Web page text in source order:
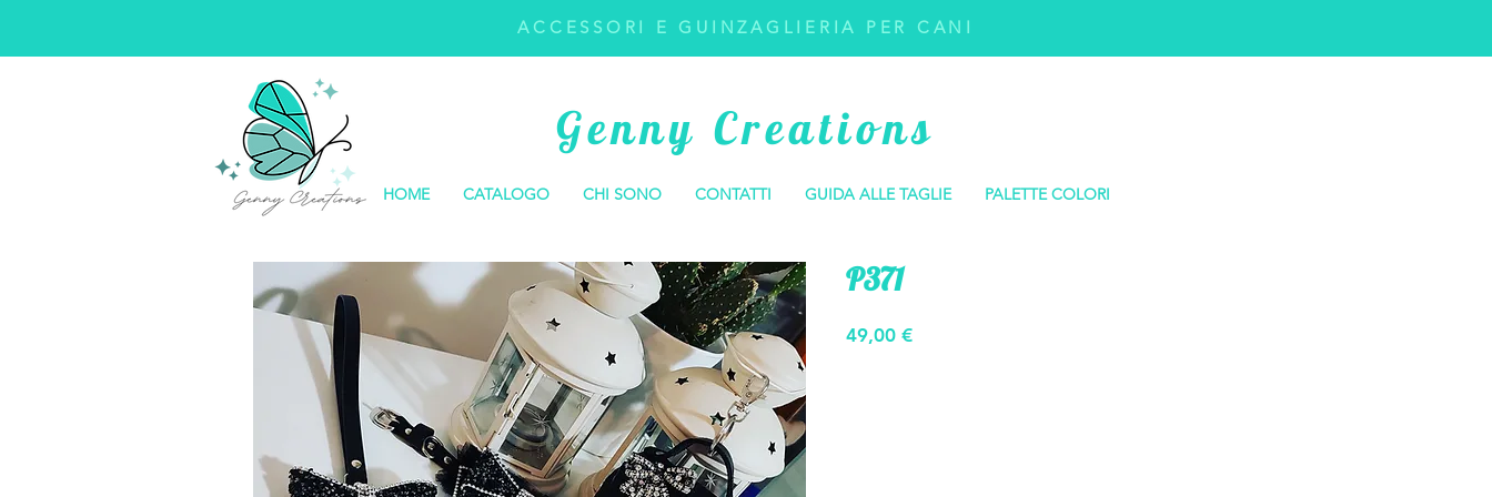
ACCESSORI E GUINZAGLIERIA PER CANI
Genny Creations
HOME CATALOGO CHI SONO CONTATTI GUIDA ALLE TAGLIE PALETTE COLORI
P371
49,00 €Prezzo